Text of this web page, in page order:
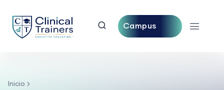
Campus
Inicio